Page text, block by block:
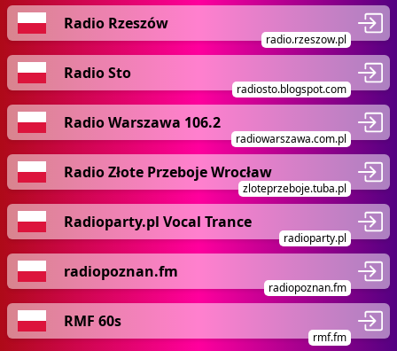
Radio Rzeszów
radio.rzeszow.pl
Radio Sto
radiosto.blogspot.com
Radio Warszawa 106.2
radiowarszawa.com.pl
Radio Złote Przeboje Wrocław
zloteprzeboje.tuba.pl
Radioparty.pl Vocal Trance
radioparty.pl
radiopoznan.fm
radiopoznan.fm
RMF 60s
rmf.fm